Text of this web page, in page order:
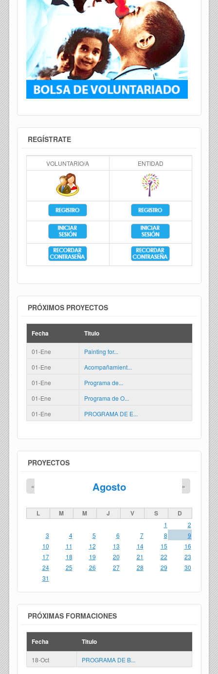
REGÍSTRATE
VOLUNTARIO/A ENTIDAD
PRÓXIMOS PROYECTOS
Fecha Titulo
01-Ene
Painting for...
01-Ene
Acompañamient...
01-Ene
Programa de...
01-Ene
Programa de O...
01-Ene
PROGRAMA DE E...
PROYECTOS
Agosto
« »
L M M J V S D
1
2
3
4 5 6 7 8
9
10
11 12 13 14 15
16
17
18 19 20 21 22
23
24
25 26 27 28 29
30
31
PRÓXIMAS FORMACIONES
Fecha Titulo
18-Oct PROGRAMA DE B...